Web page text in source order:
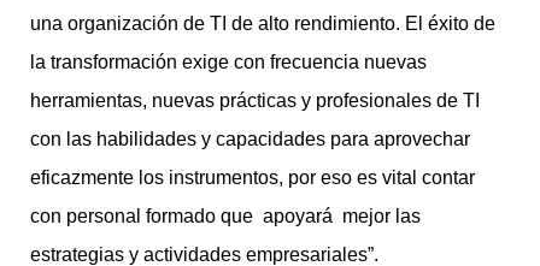
una organización de TI de alto rendimiento. El éxito de
la transformación exige con frecuencia nuevas
herramientas, nuevas prácticas y profesionales de TI
con las habilidades y capacidades para aprovechar
eficazmente los instrumentos, por eso es vital contar
con personal formado que apoyará mejor las
estrategias y actividades empresariales”.